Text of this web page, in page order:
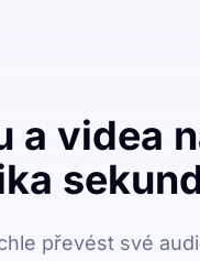
a videa
převést své